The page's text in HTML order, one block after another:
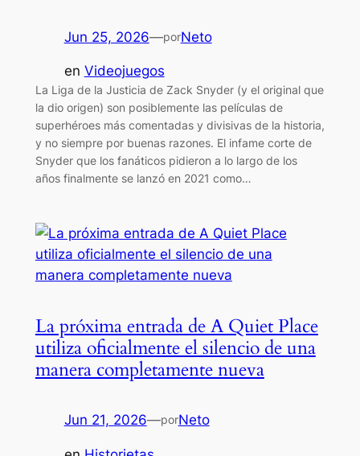
Jun 25, 2026—porNeto
en Videojuegos
La Liga de la Justicia de Zack Snyder (y el original que
la dio origen) son posiblemente las películas de
superhéroes más comentadas y divisivas de la historia,
y no siempre por buenas razones. El infame corte de
Snyder que los fanáticos pidieron a lo largo de los
años finalmente se lanzó en 2021 como…
La próxima entrada de A Quiet Place
utiliza oficialmente el silencio de una
manera completamente nueva
Jun 21, 2026—porNeto